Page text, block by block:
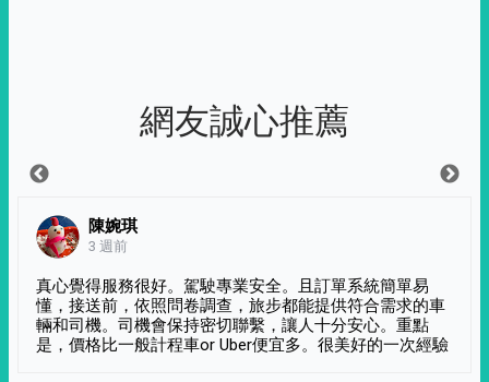
網友誠心推薦
陳婉琪
3 週前
真心覺得服務很好。駕駛專業安全。且訂單系統簡單易
懂，接送前，依照問卷調查，旅步都能提供符合需求的車
輛和司機。司機會保持密切聯繫，讓人十分安心。重點
是，價格比一般計程車or Uber便宜多。很美好的一次經驗